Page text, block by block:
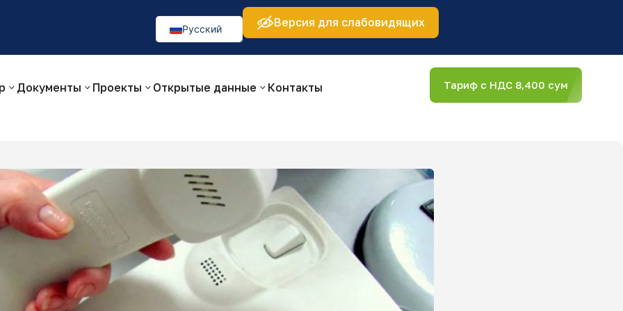
Изображения: 👁 🚫
Русский
O‘zbekcha
Версия для слабовидящих
Документы Проекты Открытые данные Контакты Тариф с НДС 8,400 сум